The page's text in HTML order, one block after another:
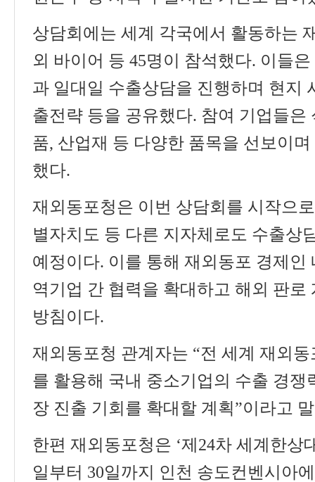
상담회에는 세계 각국에서 활동하는
외 바이어 등 45명이 참석했다. 이들
과 일대일 수출상담을 진행하며 현지
출전략 등을 공유했다. 참여 기업들은
품, 산업재 등 다양한 품목을 선보이
했다.
재외동포청은 이번 상담회를 시작으
별자치도 등 다른 지자체로도 수출상
예정이다. 이를 통해 재외동포 경제인
역기업 간 협력을 확대하고 해외 판로
방침이다.
재외동포청 관계자는 “전 세계 재외
를 활용해 국내 중소기업의 수출 경쟁
장 진출 기회를 확대할 계획”이라고
한편 재외동포청은 ‘제 24차 세계한상
일부터 30일까지 인천 송도컨벤시아